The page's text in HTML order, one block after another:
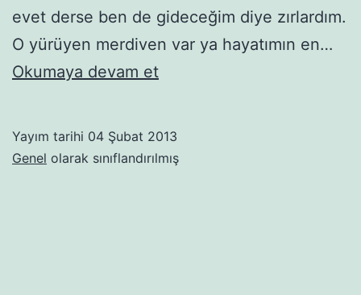
evet derse ben de gideceğim diye zırlardım.
O yürüyen merdiven var ya hayatımın en…
Okumaya devam etYürümez
Yayım tarihi 04 Şubat 2013
Genel olarak sınıflandırılmış